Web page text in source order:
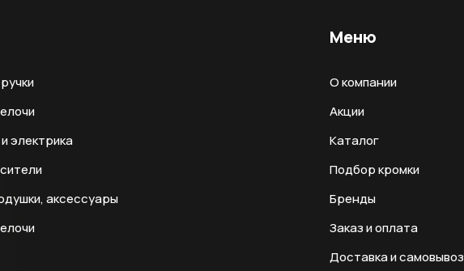
электрика
аксессуары
Меню
О компании
Акции
Каталог
Подбор кромки
Бренды
Заказ и оплата
Доставка и самовывоз